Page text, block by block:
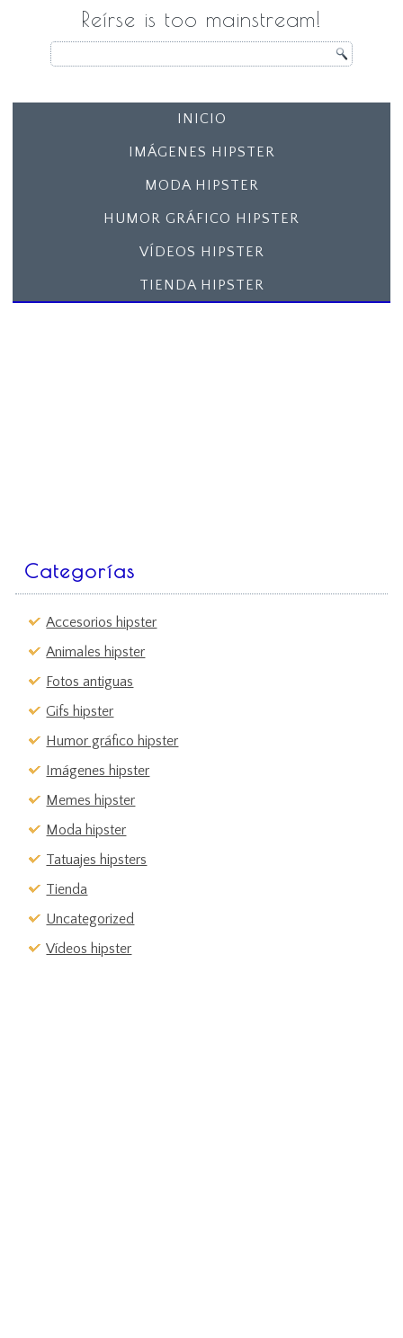
Reírse is too mainstream!
INICIO
IMÁGENES HIPSTER
MODA HIPSTER
HUMOR GRÁFICO HIPSTER
VÍDEOS HIPSTER
TIENDA HIPSTER
Categorías
Accesorios hipster
Animales hipster
Fotos antiguas
Gifs hipster
Humor gráfico hipster
Imágenes hipster
Memes hipster
Moda hipster
Tatuajes hipsters
Tienda
Uncategorized
Vídeos hipster